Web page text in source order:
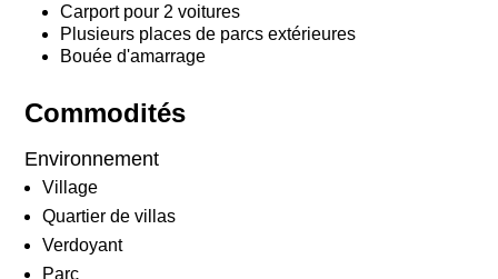
Carport pour 2 voitures
Plusieurs places de parcs extérieures
Bouée d'amarrage
Commodités
Environnement
Village
Quartier de villas
Verdoyant
Parc